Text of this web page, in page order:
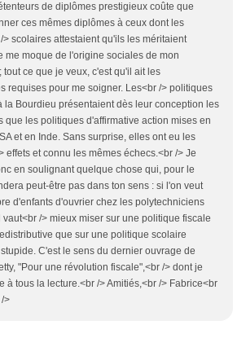
de diplômes prestigieux coûte que
ces mêmes diplômes à ceux dont les
> scolaires attestaient qu'ils les méritaient
me moque de l'origine sociales de mon
tout ce que je veux, c'est qu'il ait les
requises pour me soigner. Les<br /> politiques
la Bourdieu présentaient dès leur conception les
que les politiques d'affirmative action mises en
et en Inde. Sans surprise, elles ont eu les
effets et connu les mêmes échecs.<br /> Je
en soulignant quelque chose qui, pour le
peut-être pas dans ton sens : si l'on veut
d'enfants d'ouvrier chez les polytechniciens
vaut<br /> mieux miser sur une politique fiscale
que sur une politique scolaire
C'est le sens du dernier ouvrage de
"Pour une révolution fiscale",<br /> dont je
à tous la lecture.<br /> Amitiés,<br /> Fabrice<br
>